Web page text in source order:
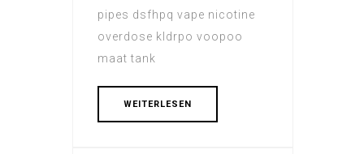
pipes dsfhpq vape nicotine
overdose kldrpo voopoo
maat tank
WEITERLESEN